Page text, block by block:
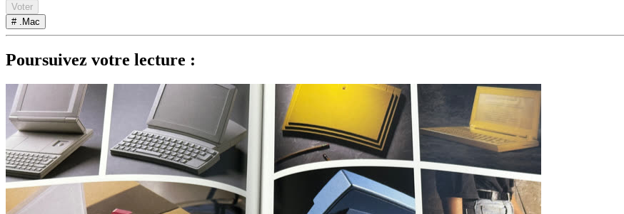
Voter
# .Mac
Poursuivez votre lecture :